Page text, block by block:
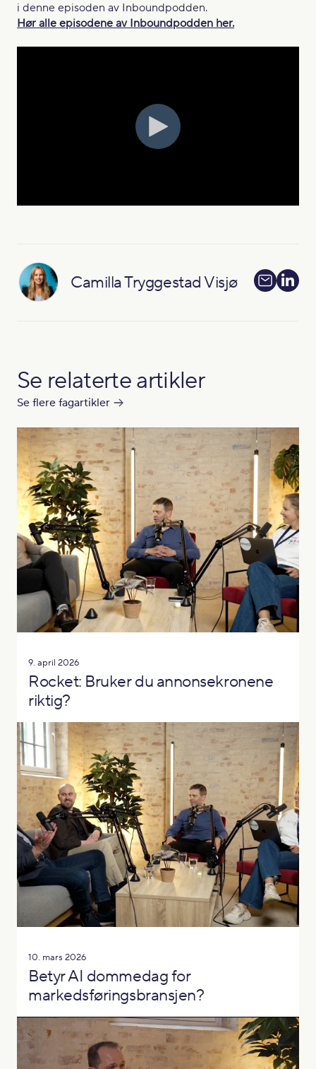
i denne episoden av Inboundpodden.
Hør alle episodene av Inboundpodden her.
Camilla Tryggestad Visjø
Se relaterte artikler
Se flere fagartikler
9. april 2026
Rocket: Bruker du annonsekronene
riktig?
10. mars 2026
Betyr AI dommedag for
markedsføringsbransjen?